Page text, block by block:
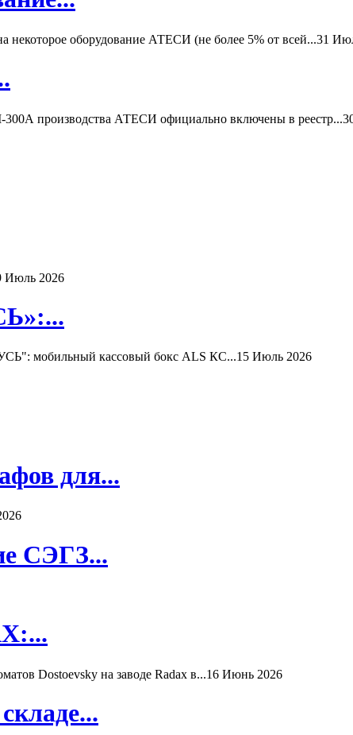
оборудование АТЕСИ (не более 5% от всей...31
производства АТЕСИ официально включены в реестр...
Июль 2026
мобильный кассовый бокс ALS КС...15 Июль 2026
для...
СЭГЗ...
Dostoevsky на заводе Radax в...16 Июнь 2026